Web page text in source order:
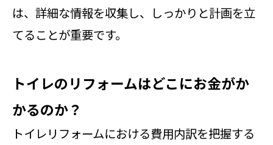
は、詳細な情報を収集し、しっかりと計画を立
てることが重要です。
トイレのリフォームはどこにお金がか
かるのか？
トイレリフォームにおける費用内訳を把握する